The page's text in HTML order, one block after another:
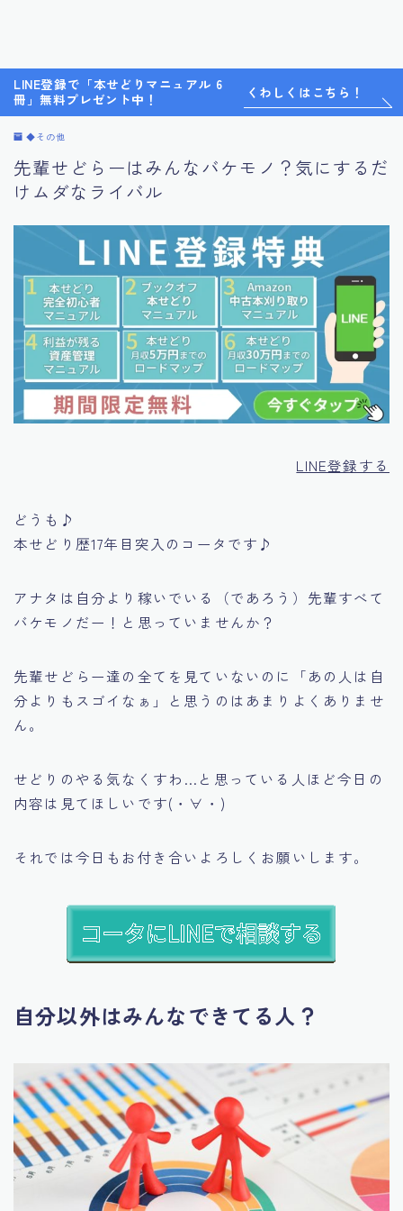
LINE登録で「本せどりマニュアル 6
冊」無料プレゼント中！
くわしくはこちら！
◆その他
先輩せどらーはみんなバケモノ？気にするだ
けムダなライバル
LINE登録する
どうも♪
本せどり歴17年目突入のコータです♪
アナタは自分より稼いでいる（であろう）先輩すべて
バケモノだー！と思っていませんか？
先輩せどらー達の全てを見ていないのに
「あの人は自
分よりもスゴイなぁ」
と思うのはあまりよくありませ
ん。
せどりのやる気なくすわ…と思っている人ほど今日の
内容は見てほしいです(・∀・)
それでは今日もお付き合いよろしくお願いします。
自分以外はみんなできてる人？